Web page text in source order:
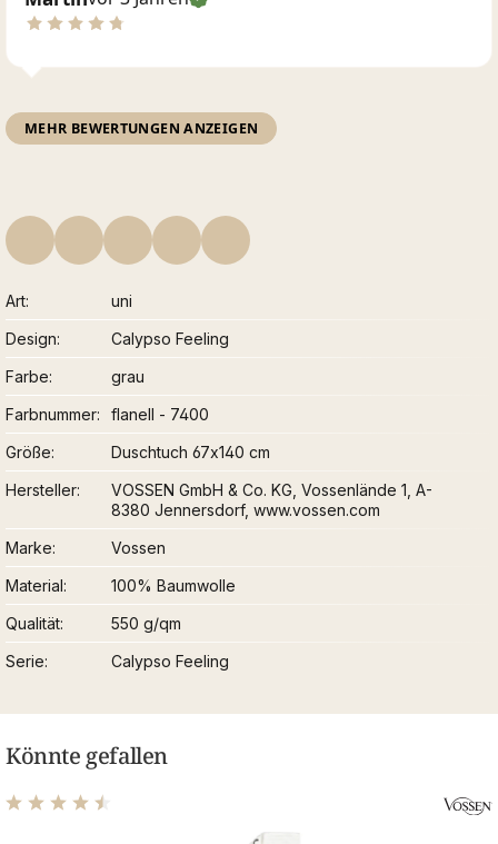
MEHR BEWERTUNGEN ANZEIGEN
Art
uni
Design
Calypso Feeling
Farbe
grau
Farbnummer
flanell - 7400
Größe
Duschtuch 67x140 cm
Hersteller
VOSSEN GmbH & Co. KG, Vossenlände 1, A-
8380 Jennersdorf, www.vossen.com
Marke
Vossen
Material
100% Baumwolle
Qualität
550 g/qm
Serie
Calypso Feeling
Könnte gefallen
Durchschnittliche Bewertung von 4.61 von 5 Sternen